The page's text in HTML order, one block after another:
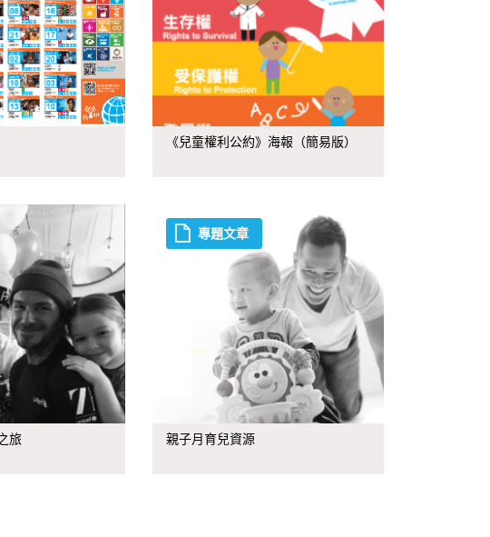
《兒童權利公約》海報（簡易版）
旅
專題文章
親子月育兒資源